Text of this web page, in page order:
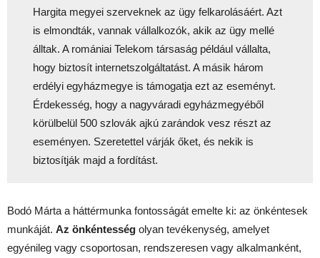
Hargita megyei szerveknek az ügy felkarolásáért. Azt
is elmondták, vannak vállalkozók, akik az ügy mellé
álltak. A romániai Telekom társaság például vállalta,
hogy biztosít internetszolgáltatást. A másik három
erdélyi egyházmegye is támogatja ezt az eseményt.
Érdekesség, hogy a nagyváradi egyházmegyéből
körülbelül 500 szlovák ajkú zarándok vesz részt az
eseményen. Szeretettel várják őket, és nekik is
biztosítják majd a fordítást.
Bodó Márta a háttérmunka fontosságát emelte ki: az önkéntesek
munkáját. Az önkéntesség olyan tevékenység, amelyet
egyénileg vagy csoportosan, rendszeresen vagy alkalmanként,